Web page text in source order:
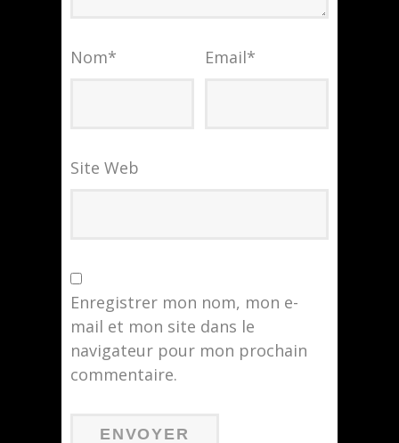
Nom* Email*
Site Web
Enregistrer mon nom, mon e-
mail et mon site dans le
navigateur pour mon prochain
commentaire.